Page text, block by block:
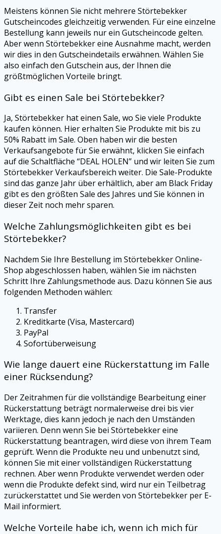
Meistens können Sie nicht mehrere Störtebekker
Gutscheincodes gleichzeitig verwenden. Für eine einzelne
Bestellung kann jeweils nur ein Gutscheincode gelten.
Aber wenn Störtebekkereine Ausnahme macht, werden
wir dies in den Gutscheindetails erwähnen. Wählen Sie
also einfach den Gutschein aus, der Ihnen die
größtmöglichen Vorteile bringt.
Gibt es einen Sale bei Störtebekker?
Ja, Störtebekker hat einen Sale, wo Sie viele Produkte
kaufen können. Hier erhalten Sie Produkte mit bis zu
50% Rabatt im Sale. Oben haben wir die besten
Verkaufsangebote für Sie erwähnt, klicken Sie einfach
auf die Schaltfläche “DEAL HOLEN” und wir leiten Sie zum
StörtebekkerVerkaufsbereich weiter. Die Sale-Produkte
sind das ganze Jahr über erhältlich, aber am Black Friday
gibt es den größten Sale des Jahres und Sie können in
dieser Zeit noch mehr sparen.
Welche Zahlungsmöglichkeiten gibt es bei
Störtebekker?
Nachdem Sie Ihre Bestellung im StörtebekkerOnline-
Shop abgeschlossen haben, wählen Sie im nächsten
Schritt Ihre Zahlungsmethode aus. Dazu können Sie aus
folgenden Methoden wählen:
Transfer
Kreditkarte (Visa, Mastercard)
PayPal
Sofortüberweisung
Wie lange dauert eine Rückerstattung im Falle
einer Rücksendung?
Der Zeitrahmen für die vollständige Bearbeitung einer
Rückerstattung beträgt normalerweise drei bis vier
Werktage, dies kann jedoch je nach den Umständen
variieren. Denn wenn Sie bei Störtebekkereine
Rückerstattung beantragen, wird diese von ihrem Team
geprüft. Wenn die Produkte neu und unbenutzt sind,
können Sie mit einer vollständigen Rückerstattung
rechnen. Aber wenn Produkte verwendet werden oder
wenn die Produkte defekt sind, wird nur ein Teilbetrag
zurückerstattet und Sie werden von Störtebekker per E-
Mail informiert.
Welche Vorteile habe ich, wenn ich mich für